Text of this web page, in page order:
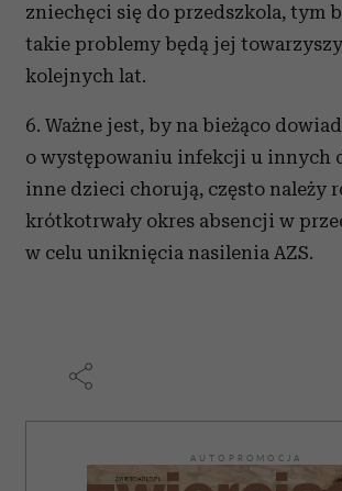
zniechęci się do przedszkola, tym
takie problemy będą jej
kolejnych lat.
6. Ważne jest, by na bieżąco
o występowaniu infekcji u innych
inne dzieci chorują, często należy
krótkotrwały okres absencji w
w celu uniknięcia nasilenia AZS.
AUTOPROMOCJA